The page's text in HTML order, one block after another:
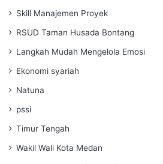
Skill Manajemen Proyek
RSUD Taman Husada Bontang
Langkah Mudah Mengelola Emosi
Ekonomi syariah
Natuna
pssi
Timur Tengah
Wakil Wali Kota Medan